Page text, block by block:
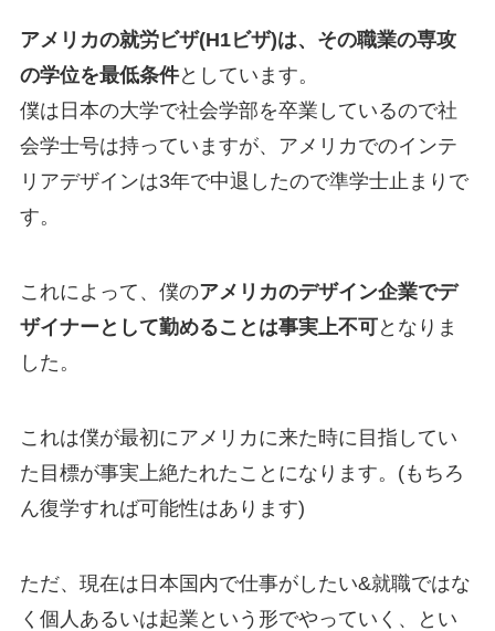
アメリカの就労ビザ(H1ビザ)は、その職業の専攻
の学位を最低条件としています。
僕は日本の大学で社会学部を卒業しているので社
会学士号は持っていますが、アメリカでのインテ
リアデザインは3年で中退したので準学士止まりで
す。
これによって、僕のアメリカのデザイン企業でデ
ザイナーとして勤めることは事実上不可となりま
した。
これは僕が最初にアメリカに来た時に目指してい
た目標が事実上絶たれたことになります。(もちろ
ん復学すれば可能性はあります)
ただ、現在は日本国内で仕事がしたい&就職ではな
く個人あるいは起業という形でやっていく、とい